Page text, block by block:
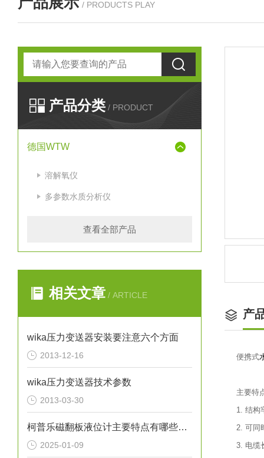
/ PRODUCTS PLAY
产品分类 / PRODUCT
德国WTW
溶解氧仪
多参数水质分析仪
查看全部产品
相关文章 / ARTICLE
wika压力变送器安装要注意六个方面
2013-12-16
wika压力变送器技术参数
2013-03-30
柯普乐磁翻板液位计主要特点有哪些呢？
2025-01-09
产
便携式
主要特
1. 结构
2. 可同
3. 电缆